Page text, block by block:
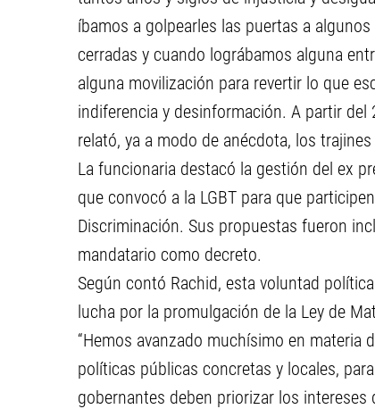
íbamos a golpearles las puertas a
cerradas y cuando lográbamos alguna
alguna movilización para revertir lo que
indiferencia y desinformación. A partir del
relató, ya a modo de anécdota, los
La funcionaria destacó la gestión del ex
que convocó a la LGBT para que
Discriminación. Sus propuestas fueron
mandatario como decreto.
Según contó Rachid, esta voluntad
lucha por la promulgación de la Ley de
“Hemos avanzado muchísimo en materia
políticas públicas concretas y locales,
gobernantes deben priorizar los